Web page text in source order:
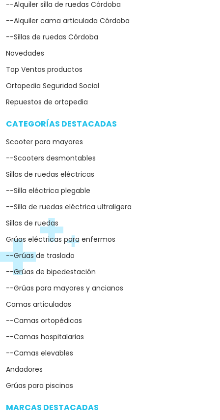
--Alquiler silla de ruedas Córdoba
--Alquiler cama articulada Córdoba
--Sillas de ruedas Córdoba
Novedades
Top Ventas productos
Ortopedia Seguridad Social
Repuestos de ortopedia
CATEGORÍAS DESTACADAS
Scooter para mayores
--Scooters desmontables
Sillas de ruedas eléctricas
--Silla eléctrica plegable
--Silla de ruedas eléctrica ultraligera
Sillas de ruedas
Grúas eléctricas para enfermos
--Grúas de traslado
--Grúas de bipedestación
--Grúas para mayores y ancianos
Camas articuladas
--Camas ortopédicas
--Camas hospitalarias
--Camas elevables
Andadores
Grúas para piscinas
MARCAS DESTACADAS